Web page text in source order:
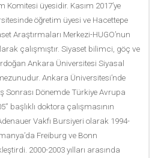
Komitesi üyesidir. Kasım 2017’ye
öğretim üyesi ve Hacettepe
Araştırmaları Merkezi-HUGO’nun
çalışmıştır. Siyaset bilimci, göç ve
Ankara Üniversitesi Siyasal
Ankara Üniversitesi’nde
Sonrası Dönemde Türkiye Avrupa
başlıklı doktora çalışmasının
Vakfı Bursiyeri olarak 1994-
Freiburg ve Bonn
2000-2003 yılları arasında